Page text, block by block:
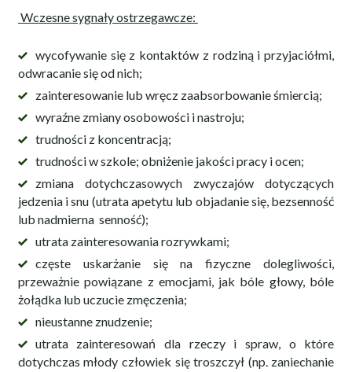
Wczesne sygnały ostrzegawcze:
wycofywanie się z kontaktów z rodziną i przyjaciółmi,
odwracanie się od nich;
zainteresowanie lub wręcz zaabsorbowanie śmiercią;
wyraźne zmiany osobowości i nastroju;
trudności z koncentracją;
trudności w szkole; obniżenie jakości pracy i ocen;
zmiana dotychczasowych zwyczajów dotyczących
jedzenia i snu (utrata apetytu lub objadanie się, bezsenność
lub nadmierna senność);
utrata zainteresowania rozrywkami;
częste uskarżanie się na fizyczne dolegliwości,
przeważnie powiązane z emocjami, jak bóle głowy, bóle
żołądka lub uczucie zmęczenia;
nieustanne znudzenie;
utrata zainteresowań dla rzeczy i spraw, o które
dotychczas młody człowiek się troszczył (np. zaniechanie